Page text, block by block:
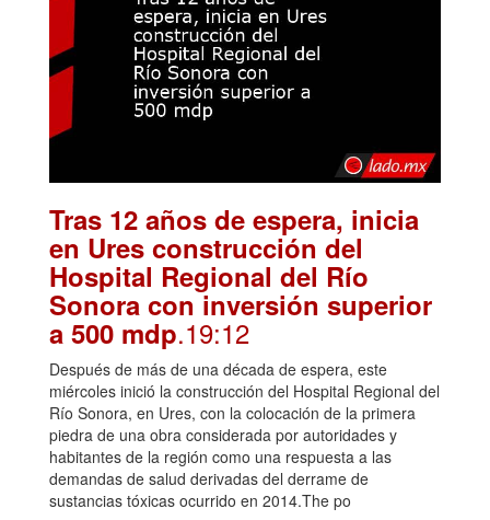
Tras 12 años de espera, inicia
en Ures construcción del
Hospital Regional del Río
Sonora con inversión superior
a 500 mdp.19:12
Después de más de una década de espera, este
miércoles inició la construcción del Hospital Regional del
Río Sonora, en Ures, con la colocación de la primera
piedra de una obra considerada por autoridades y
habitantes de la región como una respuesta a las
demandas de salud derivadas del derrame de
sustancias tóxicas ocurrido en 2014.The po